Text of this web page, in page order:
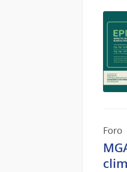
Foro